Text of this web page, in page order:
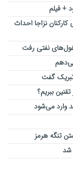
+ فیلم
برای کارکنان نزاجا احداث
گفت
ببریم؟
وارد می‌شود
تنگه هرمز
شد